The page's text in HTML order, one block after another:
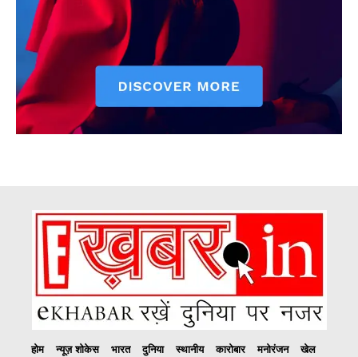
होम न्यूज़ शोकेस भारत दुनिया स्थानीय कारोबार मनोरंजन
खेल